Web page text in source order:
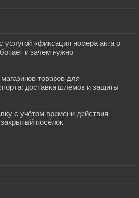
услугой «фиксация номера акта о
и зачем нужно
товаров для
доставка шлемов и защиты
с учётом времени действия
посёлок